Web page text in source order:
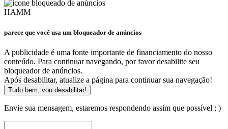
HAMM
parece que você usa um bloqueador de anúncios
A publicidade é uma fonte importante de financiamento do nosso
conteúdo. Para continuar navegando, por favor desabilite seu
bloqueador de anúncios.
Após desabilitar, atualize a página para continuar sua navegação!
Tudo bem, vou desabilitar!
Envie sua mensagem, estaremos respondendo assim que possível ; )